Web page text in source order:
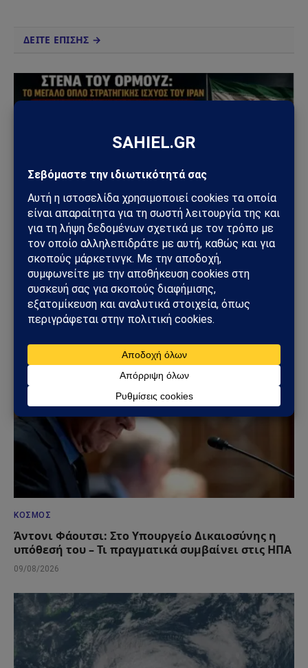
ΔΕΙΤΕ ΕΠΙΣΗΣ →
ΚΌΣΜΟΣ
Στενά του Ορμούζ: Το μεγάλο όπλο στρατηγικής
ισχύος του Ιράν – Οι 6 όροι που θέτει η Τεχεράνη
στις ΗΠΑ
09/08/2026
ΚΌΣΜΟΣ
Άντονι Φάουτσι: Στο Υπουργείο Δικαιοσύνης η
υπόθεσή του – Τι πραγματικά συμβαίνει στις ΗΠΑ
09/08/2026